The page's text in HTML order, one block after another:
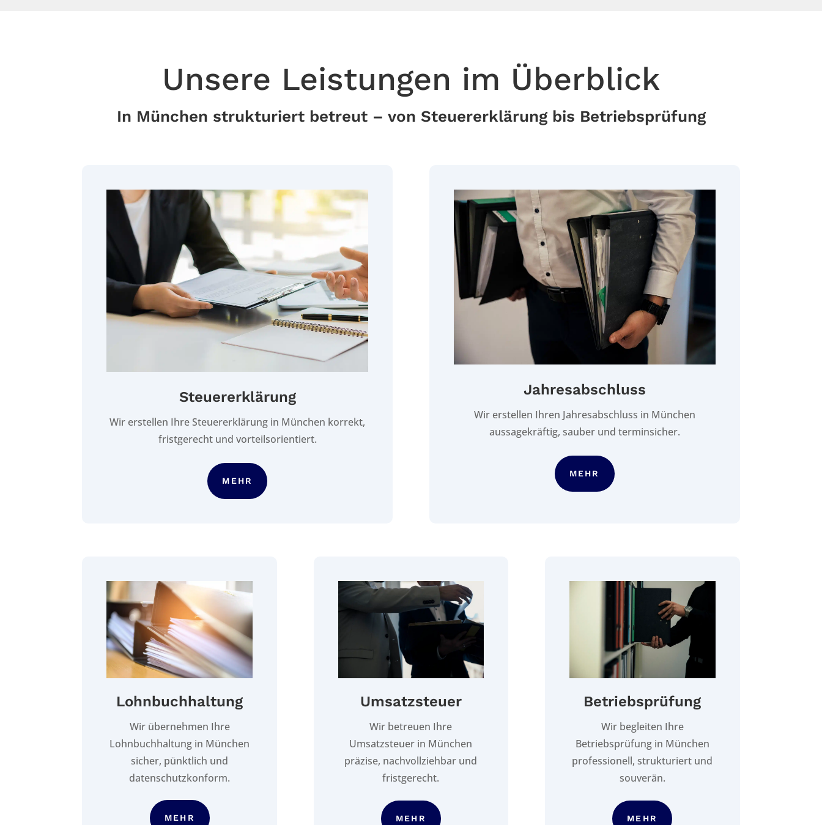
Unsere Leistungen im Überblick
In München strukturiert betreut – von Steuererklärung bis Betriebsprüfung
Steuererklärung
Wir erstellen Ihre Steuererklärung in München korrekt,
fristgerecht und vorteilsorientiert.
MEHR
Jahresabschluss
Wir erstellen Ihren Jahresabschluss in München
aussagekräftig, sauber und terminsicher.
MEHR
Lohnbuchhaltung
Wir übernehmen Ihre
Lohnbuchhaltung in München
sicher, pünktlich und
datenschutzkonform.
MEHR
Umsatzsteuer
Wir betreuen Ihre
Umsatzsteuer in München
präzise, nachvollziehbar und
fristgerecht.
MEHR
Betriebsprüfung
Wir begleiten Ihre
Betriebsprüfung in München
professionell, strukturiert und
souverän.
MEHR